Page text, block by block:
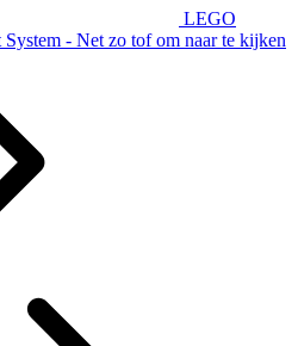
LEGO
- Net zo tof om naar te kijken